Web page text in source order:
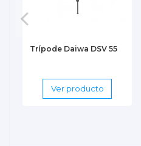
Trípode Daiwa DSV 55
Ver producto